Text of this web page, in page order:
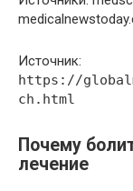
Источник:
https://
ch.html
Почему
лечение